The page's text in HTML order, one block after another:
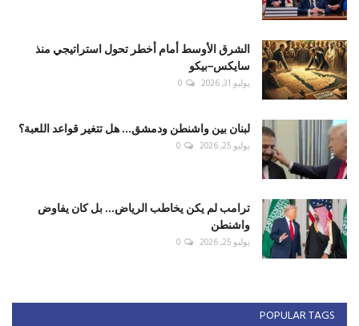
الشرق الأوسط أمام أخطر تحول استراتيجي منذ
سايكس–بيكو
يوليو 31, 2026 0
لبنان بين واشنطن ودمشق... هل تتغير قواعد اللعبة؟
يوليو 25, 2026 0
ترامب لم يكن يخاطب الرياض... بل كان يفاوض
واشنطن
يوليو 25, 2026 0
POPULAR TAGS